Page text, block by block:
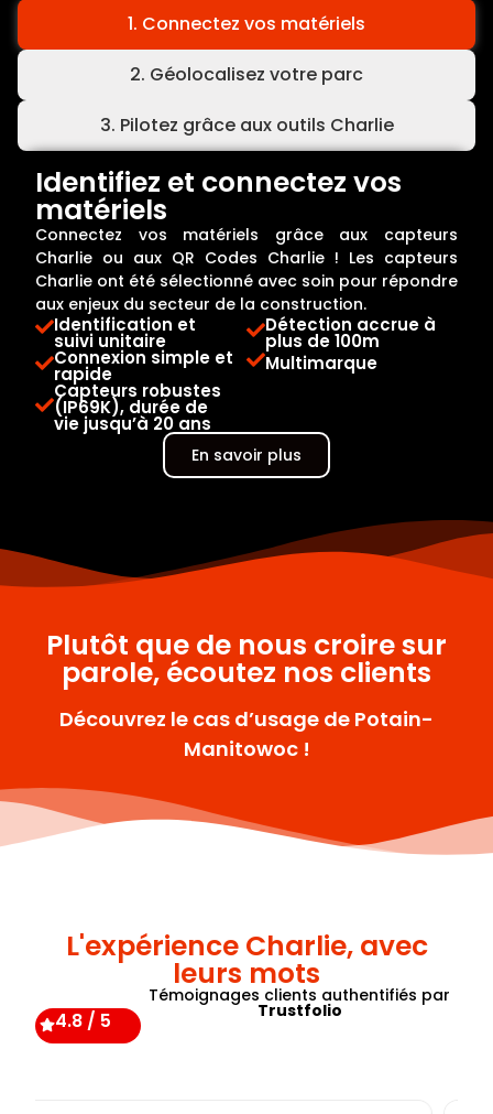
1. Connectez vos matériels
2. Géolocalisez votre parc
3. Pilotez grâce aux outils Charlie
Identifiez et connectez vos
matériels
Connectez vos matériels grâce aux capteurs
Charlie ou aux QR Codes Charlie ! Les capteurs
Charlie ont été sélectionné avec soin pour répondre
aux enjeux du secteur de la construction.
Identification et
suivi unitaire
Connexion simple et
rapide
Capteurs robustes
(IP69K), durée de
vie jusqu’à 20 ans
Détection accrue à
plus de 100m
Multimarque
En savoir plus
Plutôt que de nous croire sur
parole, écoutez nos clients
Découvrez le cas d’usage de Potain-
Manitowoc !
L'expérience Charlie, avec
leurs mots
4.8 / 5
Témoignages clients authentifiés par
Trustfolio